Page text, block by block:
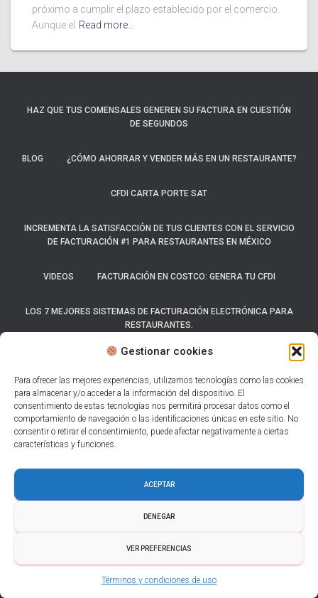
Gestionar cookies
Para ofrecer las mejores experiencias, utilizamos tecnologías como las cookies
para almacenar y/o acceder a la información del dispositivo. El
consentimiento de estas tecnologías nos permitirá procesar datos como el
comportamiento de navegación o las identificaciones únicas en este sitio. No
consentir o retirar el consentimiento, puede afectar negativamente a ciertas
características y funciones.
ACEPTAR
DENEGAR
VER PREFERENCIAS
Términos y condiciones de uso
próximo a cumplir el plazo establecido por el comercio.
Aunque el Read more…
HAZ QUE TUS COMENSALES GENEREN SU FACTURA EN CUESTIÓN
DE SEGUNDOS
BLOG ¿CÓMO AHORRAR Y VENDER MÁS EN UN RESTAURANTE?
CFDI CARTA PORTE SAT
INCREMENTA LA SATISFACCIÓN DE TUS CLIENTES CON EL SERVICIO
DE FACTURACIÓN #1 PARA RESTAURANTES EN MÉXICO
VIDEOS FACTURACIÓN EN COSTCO: GENERA TU CFDI
LOS 7 MEJORES SISTEMAS DE FACTURACIÓN ELECTRÓNICA PARA
RESTAURANTES.
FACTURACIÓN ELECTRÓNICA QR PARA RESTAURANTES EN 2025
EL MEJOR SISTEMA DE FACTURACIÓN PARA RESTAURANTES EN
FACTURACIÓN ELECTRÓNICA PARA NCR ALOHA RESTAURANTES
(2025)